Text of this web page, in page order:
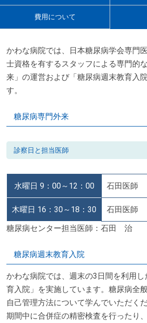
費用について
かわな病院では、日本糖尿病学会専門
士資格を有するスタッフによる専門的
来」の運営および「糖尿病週末教育入
す。
糖尿病専門外来
診察日と担当医師
水曜日 9：00～12：00 石田医師
木曜日 16：30～18：30
石田医師
糖尿病センター担当医師：石田 治
糖尿病週末教育入院
かわな病院では、週末の3日間を利用
育入院」を実施しています。糖尿病全
自己管理方法について学んでいただく
期間中に合併症の精密検査を行ったり